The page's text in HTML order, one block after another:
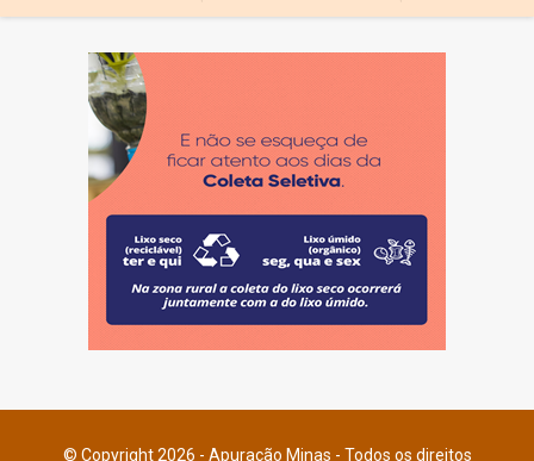
© Copyright 2026 - Apuração Minas - Todos os direitos